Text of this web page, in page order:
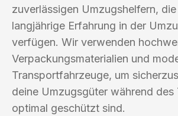
zuverlässigen Umzugshelfern,
langjährige Erfahrung in der
verfügen. Wir verwenden
Verpackungsmaterialien und
Transportfahrzeuge, um
deine Umzugsgüter während des
optimal geschützt sind.